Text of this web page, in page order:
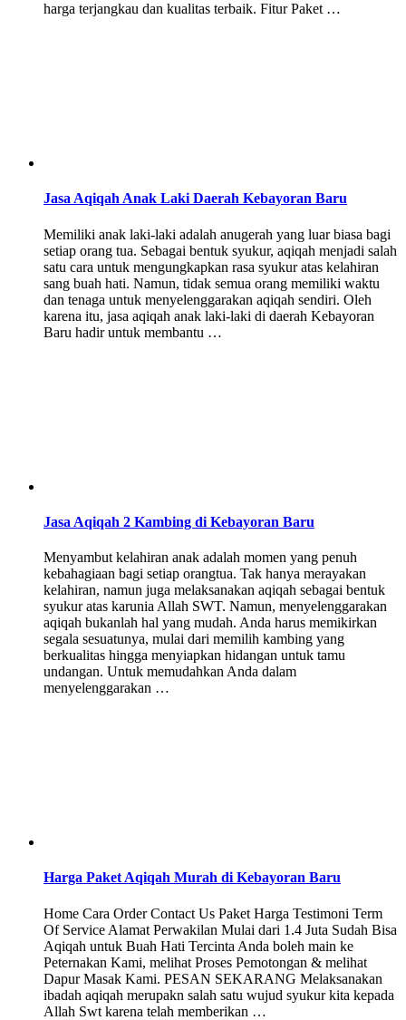
harga terjangkau dan kualitas terbaik. Fitur Paket …
Jasa Aqiqah Anak Laki Daerah Kebayoran Baru
Memiliki anak laki-laki adalah anugerah yang luar biasa bagi
setiap orang tua. Sebagai bentuk syukur, aqiqah menjadi salah
satu cara untuk mengungkapkan rasa syukur atas kelahiran
sang buah hati. Namun, tidak semua orang memiliki waktu
dan tenaga untuk menyelenggarakan aqiqah sendiri. Oleh
karena itu, jasa aqiqah anak laki-laki di daerah Kebayoran
Baru hadir untuk membantu …
Jasa Aqiqah 2 Kambing di Kebayoran Baru
Menyambut kelahiran anak adalah momen yang penuh
kebahagiaan bagi setiap orangtua. Tak hanya merayakan
kelahiran, namun juga melaksanakan aqiqah sebagai bentuk
syukur atas karunia Allah SWT. Namun, menyelenggarakan
aqiqah bukanlah hal yang mudah. Anda harus memikirkan
segala sesuatunya, mulai dari memilih kambing yang
berkualitas hingga menyiapkan hidangan untuk tamu
undangan. Untuk memudahkan Anda dalam
menyelenggarakan …
Harga Paket Aqiqah Murah di Kebayoran Baru
Home Cara Order Contact Us Paket Harga Testimoni Term
Of Service Alamat Perwakilan Mulai dari 1.4 Juta Sudah Bisa
Aqiqah untuk Buah Hati Tercinta Anda boleh main ke
Peternakan Kami, melihat Proses Pemotongan & melihat
Dapur Masak Kami. PESAN SEKARANG Melaksanakan
ibadah aqiqah merupakn salah satu wujud syukur kita kepada
Allah Swt karena telah memberikan …